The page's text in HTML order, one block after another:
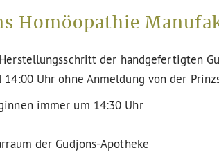
Homöopathie
der handgefertigten
Uhr ohne Anmeldung von der
immer um 14:30 Uhr
der Gudjons-Apotheke